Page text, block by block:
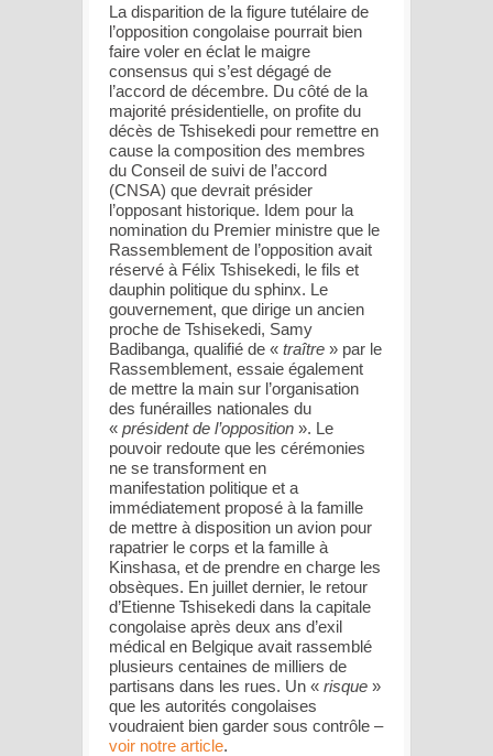
La disparition de la figure tutélaire de
l’opposition congolaise pourrait bien
faire voler en éclat le maigre
consensus qui s’est dégagé de
l’accord de décembre. Du côté de la
majorité présidentielle, on profite du
décès de Tshisekedi pour remettre en
cause la composition des membres
du Conseil de suivi de l’accord
(CNSA) que devrait présider
l’opposant historique. Idem pour la
nomination du Premier ministre que le
Rassemblement de l’opposition avait
réservé à Félix Tshisekedi, le fils et
dauphin politique du sphinx. Le
gouvernement, que dirige un ancien
proche de Tshisekedi, Samy
Badibanga, qualifié de « traître » par le
Rassemblement, essaie également
de mettre la main sur l’organisation
des funérailles nationales du
« président de l’opposition ». Le
pouvoir redoute que les cérémonies
ne se transforment en
manifestation politique et a
immédiatement proposé à la famille
de mettre à disposition un avion pour
rapatrier le corps et la famille à
Kinshasa, et de prendre en charge les
obsèques. En juillet dernier, le retour
d’Etienne Tshisekedi dans la capitale
congolaise après deux ans d’exil
médical en Belgique avait rassemblé
plusieurs centaines de milliers de
partisans dans les rues. Un « risque »
que les autorités congolaises
voudraient bien garder sous contrôle –
voir notre article.